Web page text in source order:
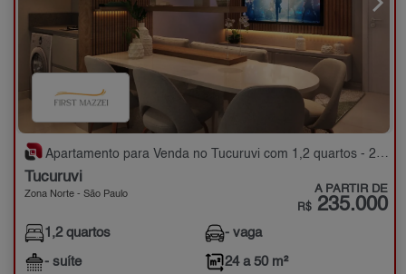
Apartamento para Venda no Tucuruvi com 1,2 quartos - 24 a 50 m²
Tucuruvi
Zona Norte - São Paulo A PARTIR DE
R$ 235.000
1,2 quartos
- suíte
- vaga
24 a 50 m²